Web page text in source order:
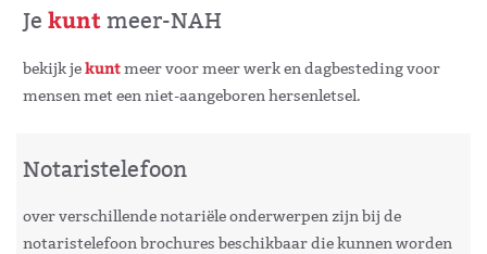
Je kunt meer-NAH
bekijk jekuntmeer voor meer werk en dagbesteding voor
mensen met een niet-aangeboren hersenletsel.
Notaristelefoon
over verschillende notariële onderwerpen zijn bij de
notaristelefoon brochures beschikbaar die kunnen worden